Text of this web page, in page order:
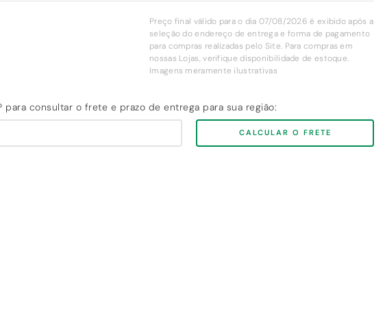
Preço final válido para o dia 07/08/2026 é exibido após a
seleção do endereço de entrega e forma de pagamento
para compras realizadas pelo Site. Para compras em
nossas Lojas, verifique disponibilidade de estoque.
Imagens meramente ilustrativas
CALCULAR O FRETE